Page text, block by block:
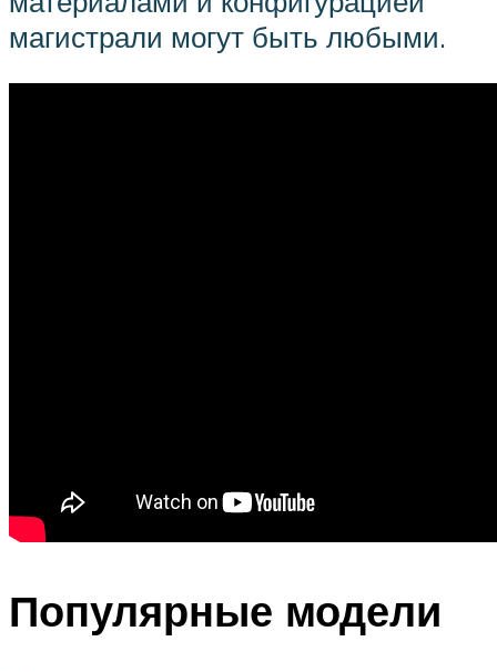
магистрали могут быть любыми.
Популярные модели